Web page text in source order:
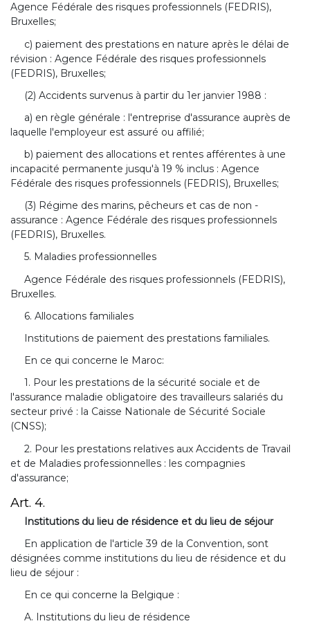
Agence Fédérale des risques professionnels (FEDRIS),
Bruxelles;
c) paiement des prestations en nature après le délai de
révision : Agence Fédérale des risques professionnels
(FEDRIS), Bruxelles;
(2) Accidents survenus à partir du 1er janvier 1988 :
a) en règle générale : l'entreprise d'assurance auprès de
laquelle l'employeur est assuré ou affilié;
b) paiement des allocations et rentes afférentes à une
incapacité permanente jusqu'à 19 % inclus : Agence
Fédérale des risques professionnels (FEDRIS), Bruxelles;
(3) Régime des marins, pêcheurs et cas de non -
assurance : Agence Fédérale des risques professionnels
(FEDRIS), Bruxelles.
5. Maladies professionnelles
Agence Fédérale des risques professionnels (FEDRIS),
Bruxelles.
6. Allocations familiales
Institutions de paiement des prestations familiales.
En ce qui concerne le Maroc:
1. Pour les prestations de la sécurité sociale et de
l'assurance maladie obligatoire des travailleurs salariés du
secteur privé : la Caisse Nationale de Sécurité Sociale
(CNSS);
2. Pour les prestations relatives aux Accidents de Travail
et de Maladies professionnelles : les compagnies
d'assurance;
Art. 4.
Institutions du lieu de résidence et du lieu de séjour
En application de l'article 39 de la Convention, sont
désignées comme institutions du lieu de résidence et du
lieu de séjour :
En ce qui concerne la Belgique :
A. Institutions du lieu de résidence